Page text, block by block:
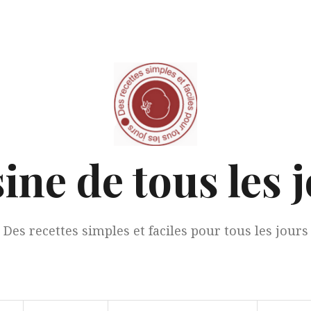
de tous les
Des recettes simples et faciles pour tous les jours